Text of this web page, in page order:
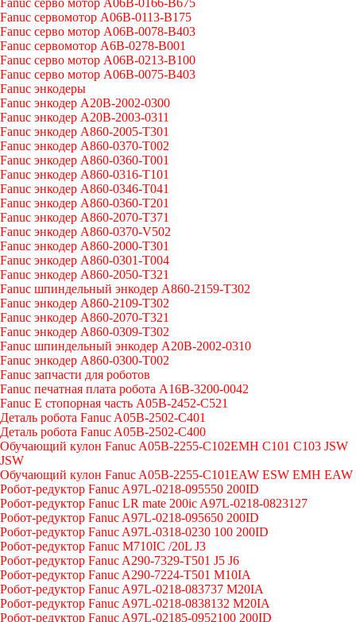
Fanuc серво мотор A06B-0166-B675
Fanuc сервомотор A06B-0113-B175
Fanuc серво мотор A06B-0078-B403
Fanuc сервомотор A6B-0278-B001
Fanuc серво мотор A06B-0213-B100
Fanuc серво мотор A06B-0075-B403
Fanuc энкодеры
Fanuc энкодер A20B-2002-0300
Fanuc энкодер A20B-2003-0311
Fanuc энкодер A860-2005-T301
Fanuc энкодер A860-0370-T002
Fanuc энкодер A860-0360-T001
Fanuc энкодер A860-0316-T101
Fanuc энкодер A860-0346-T041
Fanuc энкодер A860-0360-T201
Fanuc энкодер A860-2070-T371
Fanuc энкодер A860-0370-V502
Fanuc энкодер A860-2000-T301
Fanuc энкодер A860-0301-T004
Fanuc энкодер A860-2050-T321
Fanuc шпиндельный энкодер A860-2159-T302
Fanuc энкодер A860-2109-T302
Fanuc энкодер A860-2070-T321
Fanuc энкодер A860-0309-T302
Fanuc шпиндельный энкодер A20B-2002-0310
Fanuc энкодер A860-0300-T002
Fanuc запчасти для роботов
Fanuc печатная плата робота A16B-3200-0042
Fanuc E стопорная часть A05B-2452-C521
Деталь робота Fanuc A05B-2502-C401
Деталь робота Fanuc A05B-2502-C400
Обучающий кулон Fanuc A05B-2255-C102EMH C101 C103 JSW
JSW
Обучающий кулон Fanuc A05B-2255-C101EAW ESW EMH EAW
Робот-редуктор Fanuc A97L-0218-095550 200ID
Робот-редуктор Fanuc LR mate 200ic A97L-0218-0823127
Робот-редуктор Fanuc A97L-0218-095650 200ID
Робот-редуктор Fanuc A97L-0318-0230 100 200ID
Робот-редуктор Fanuc M710IC /20L J3
Робот-редуктор Fanuc A290-7329-T501 J5 J6
Робот-редуктор Fanuc A290-7224-T501 M10IA
Робот-редуктор Fanuc A97L-0218-083737 M20IA
Робот-редуктор Fanuc A97L-0218-0838132 M20IA
Робот-редуктор Fanuc A97L-02185-0952100 200ID